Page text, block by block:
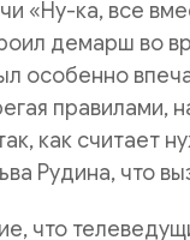
«Ну-ка, все
демарш во
особенно
правилами,
как считает
Рудина, что
что